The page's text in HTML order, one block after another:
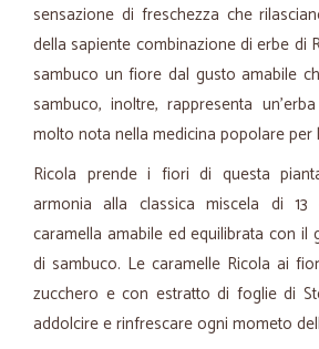
sensazione di freschezza che
della sapiente combinazione di erbe di
sambuco un fiore dal gusto amabile
sambuco, inoltre, rappresenta
molto nota nella medicina popolare per
Ricola prende i fiori di questa
armonia alla classica miscela di 13
caramella amabile ed equilibrata con
di sambuco. Le caramelle Ricola ai
zucchero e con estratto di foglie di
addolcire e rinfrescare ogni mometo